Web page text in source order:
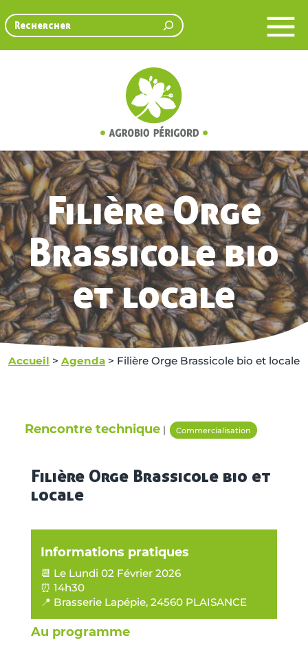
Rechercher
Filière Orge
Brassicole bio
et locale
Accueil > Agenda > Filière Orge Brassicole bio et locale
Rencontre technique | Commercialisation
Filière Orge Brassicole bio et
locale
Informations pratiques
📆 Le Lundi 02 Février 2026
⏰ 14h30
📍 Brasserie Lapépie, 24560 PLAISANCE
Au programme